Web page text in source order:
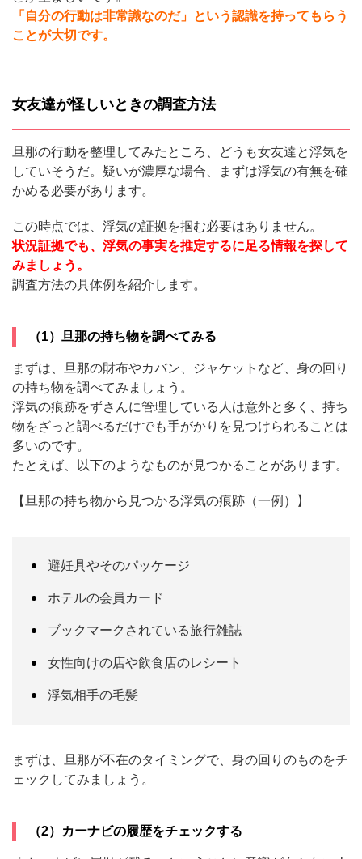
「自分の行動は非常識なのだ」という認識を持ってもらう
ことが大切です。
女友達が怪しいときの調査方法
旦那の行動を整理してみたところ、どうも女友達と浮気を
していそうだ。疑いが濃厚な場合、まずは浮気の有無を確
かめる必要があります。
この時点では、浮気の証拠を掴む必要はありません。
状況証拠でも、浮気の事実を推定するに足る情報を探して
みましょう。
調査方法の具体例を紹介します。
（1）旦那の持ち物を調べてみる
まずは、旦那の財布やカバン、ジャケットなど、身の回り
の持ち物を調べてみましょう。
浮気の痕跡をずさんに管理している人は意外と多く、持ち
物をざっと調べるだけでも手がかりを見つけられることは
多いのです。
たとえば、以下のようなものが見つかることがあります。
【旦那の持ち物から見つかる浮気の痕跡（一例）】
避妊具やそのパッケージ
ホテルの会員カード
ブックマークされている旅行雑誌
女性向けの店や飲食店のレシート
浮気相手の毛髪
まずは、旦那が不在のタイミングで、身の回りのものをチ
ェックしてみましょう。
（2）カーナビの履歴をチェックする